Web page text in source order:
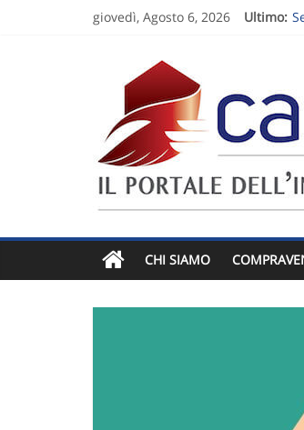
giovedì, Agosto 6, 2026 Ultimo:
CHI SIAMO